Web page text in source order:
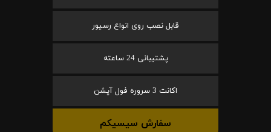
قابل نصب روی انواع رسیور
پشتیبانی 24 ساعته
اکانت 3 سروره فول آپشن
سفارش سیسیکم